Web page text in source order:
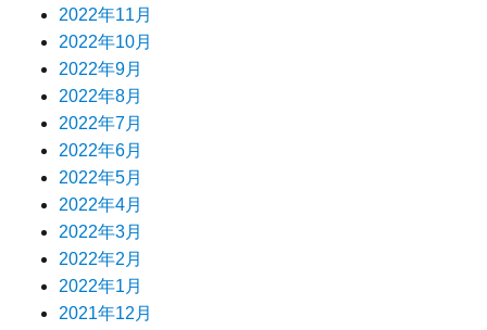
2022年11月
2022年10月
2022年9月
2022年8月
2022年7月
2022年6月
2022年5月
2022年4月
2022年3月
2022年2月
2022年1月
2021年12月